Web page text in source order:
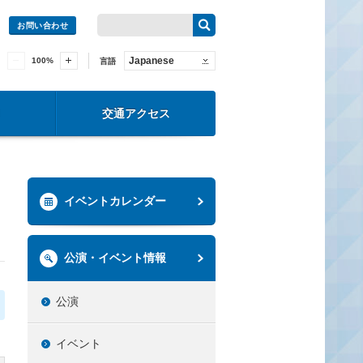
お問い合わせ
100% 言語 Japanese
交通アクセス
イベントカレンダー
公演・イベント情報
公演
イベント